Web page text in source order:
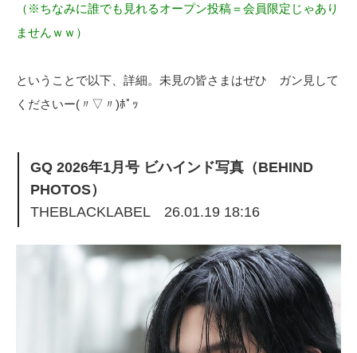
（※ちなみに誰でも見れるオープン投稿＝会員限定じゃあり
ませんｗｗ）
ということで以下、詳細。未見の皆さまはぜひ ガン見して
くださいー(〃▽〃)ﾎﾟｯ
GQ 2026年1月号 ビハインド写真（BEHIND
PHOTOS）
THEBLACKLABEL 26.01.19 18:16